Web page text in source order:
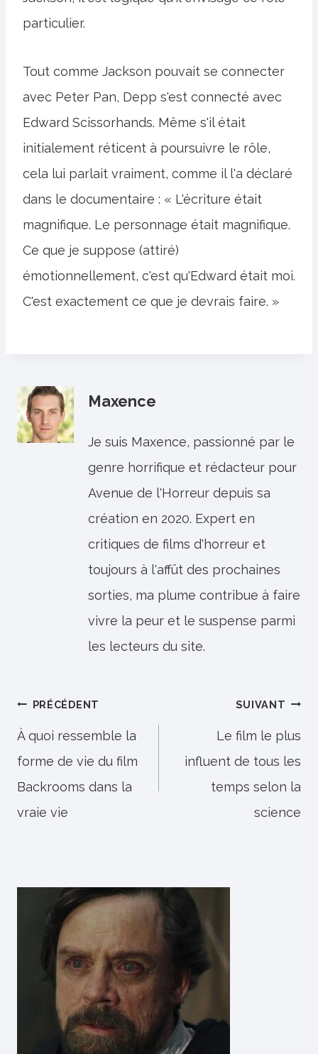
particulier.
Tout comme Jackson pouvait se connecter
avec Peter Pan, Depp s'est connecté avec
Edward Scissorhands. Même s'il était
initialement réticent à poursuivre le rôle,
cela lui parlait vraiment, comme il l'a déclaré
dans le documentaire : « L'écriture était
magnifique. Le personnage était magnifique.
Ce que je suppose (attiré)
émotionnellement, c'est qu'Edward était moi.
C'est exactement ce que je devrais faire. »
Maxence
Je suis Maxence, passionné par le
genre horrifique et rédacteur pour
Avenue de l'Horreur depuis sa
création en 2020. Expert en
critiques de films d'horreur et
toujours à l'affût des prochaines
sorties, ma plume contribue à faire
vivre la peur et le suspense parmi
les lecteurs du site.
Navigation
de
l’article
PRÉCÉDENT
À quoi ressemble la
forme de vie du film
Backrooms dans la
vraie vie
SUIVANT
Le film le plus
influent de tous les
temps selon la
science